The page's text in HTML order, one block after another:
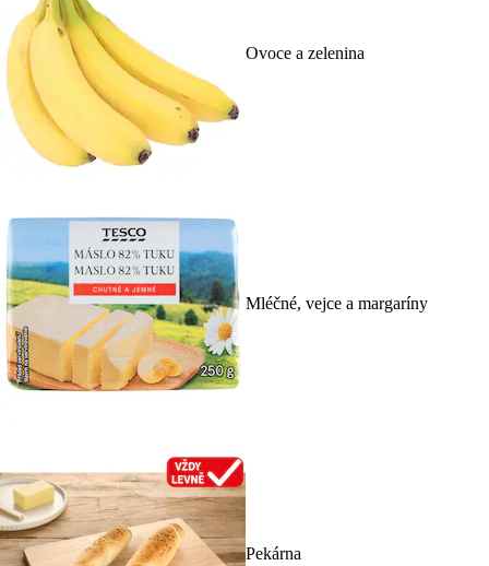
Ovoce a zelenina
Mléčné, vejce a margaríny
Pekárna